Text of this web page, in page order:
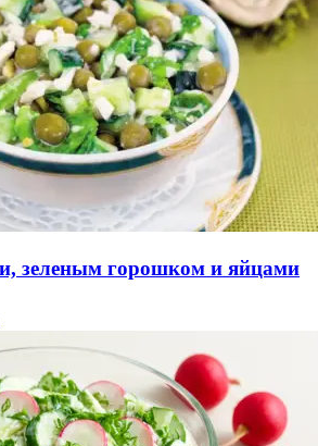
зеленым горошком и яйцами